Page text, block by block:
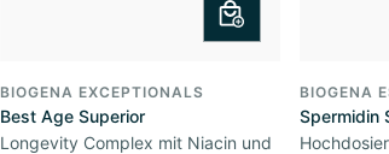
BIOGENA EXCEPTIONALS
Best Age Superior
Longevity Complex mit Niacin und
BIOGENA
Spermidin